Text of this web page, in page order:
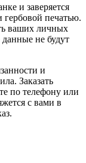
и заверяется
печатью.
ваших личных
не будут
и
Заказать
по телефону или
с вами в